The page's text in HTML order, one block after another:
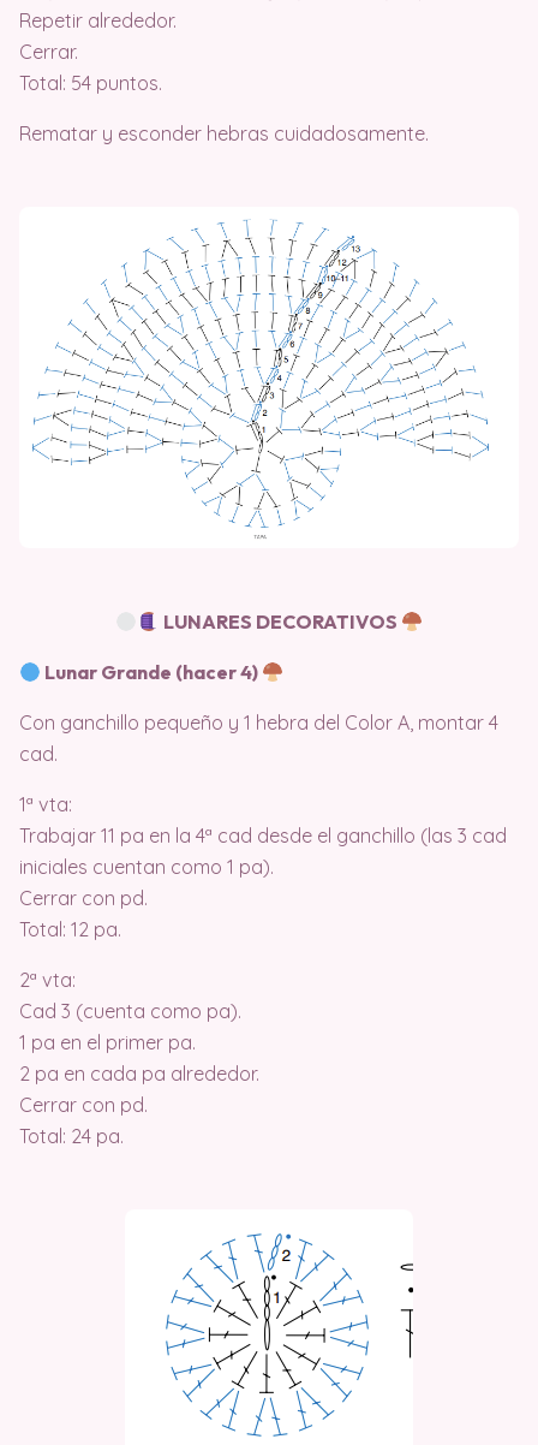
Repetir alrededor.
Cerrar.
Total: 54 puntos.
Rematar y esconder hebras cuidadosamente.
LUNARES DECORATIVOS
Lunar Grande (hacer 4)
Con ganchillo pequeño y 1 hebra del Color A, montar 4
cad.
1ª vta:
Trabajar 11 pa en la 4ª cad desde el ganchillo (las 3 cad
iniciales cuentan como 1 pa).
Cerrar con pd.
Total: 12 pa.
2ª vta:
Cad 3 (cuenta como pa).
1 pa en el primer pa.
2 pa en cada pa alrededor.
Cerrar con pd.
Total: 24 pa.